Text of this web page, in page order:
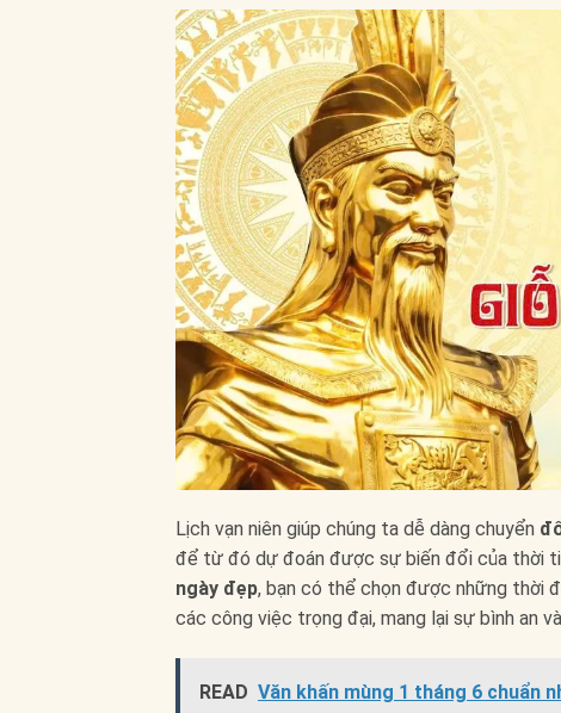
Lịch vạn niên giúp chúng ta dễ dàng chuyển
để từ đó dự đoán được sự biến đổi của thời
ngày đẹp, bạn có thể chọn được những thời
các công việc trọng đại, mang lại sự bình an
READ Văn khấn mùng 1 tháng 6 chuẩn